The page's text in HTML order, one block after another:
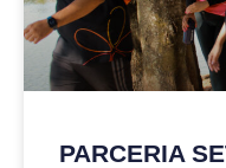
PARCERIA